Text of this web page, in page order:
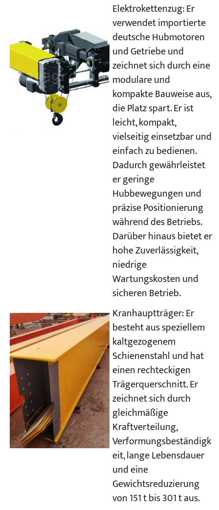
Elektrokettenzug: Er
verwendet importierte
deutsche Hubmotoren
und Getriebe und
zeichnet sich durch eine
modulare und
kompakte Bauweise aus,
die Platz spart. Er ist
leicht, kompakt,
vielseitig einsetzbar und
einfach zu bedienen.
Dadurch gewährleistet
er geringe
Hubbewegungen und
präzise Positionierung
während des Betriebs.
Darüber hinaus bietet er
hohe Zuverlässigkeit,
niedrige
Wartungskosten und
sicheren Betrieb.
Kranhauptträger: Er
besteht aus speziellem
kaltgezogenem
Schienenstahl und hat
einen rechteckigen
Trägerquerschnitt. Er
zeichnet sich durch
gleichmäßige
Kraftverteilung,
Verformungsbeständigk
eit, lange Lebensdauer
und eine
Gewichtsreduzierung
von 151 t bis 301 t aus.